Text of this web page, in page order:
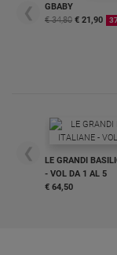
❮
GBABY
€ 34,80 € 21,90
❮
LE GRANDI
- VOL DA 1 AL 5
€ 64,50